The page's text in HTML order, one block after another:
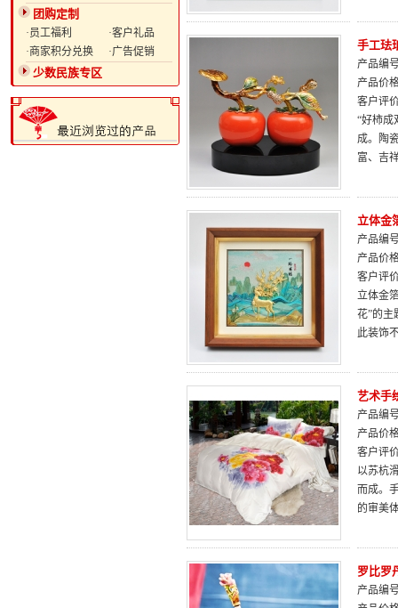
团购定制
·员工福利
·客户礼品
·商家积分兑换
·广告促销
少数民族专区
手工珐
产品编
产品价
客户评
“好柿成
成。陶
富、吉
立体金
产品编
产品价
客户评
立体金
花”的主
此装饰
艺术手
产品编
产品价
客户评
以苏杭
而成。
的审美
罗比罗
产品编